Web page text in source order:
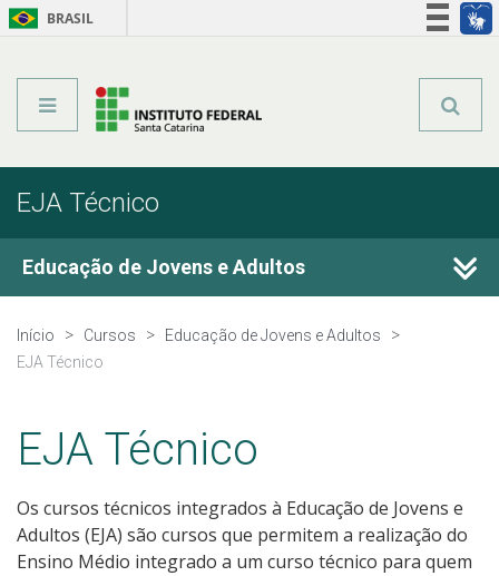
BRASIL
EJA Técnico
Educação de Jovens e Adultos
Cursos Técnicos
Qualificação Profissional
Pós-graduação
Educação a Distância
Início Cursos
Educação de Jovens e Adultos
EJA Técnico
EJA Técnico
Os cursos técnicos integrados à Educação de Jovens e
Adultos (EJA) são cursos que permitem a realização do
Ensino Médio integrado a um curso técnico para quem